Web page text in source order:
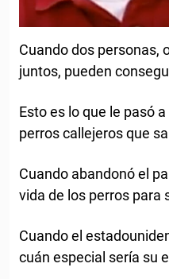
Cuando dos personas,
juntos, pueden
Esto es lo que le pasó
perros callejeros que
Cuando abandonó el
vida de los perros para
Cuando el
cuán especial sería su